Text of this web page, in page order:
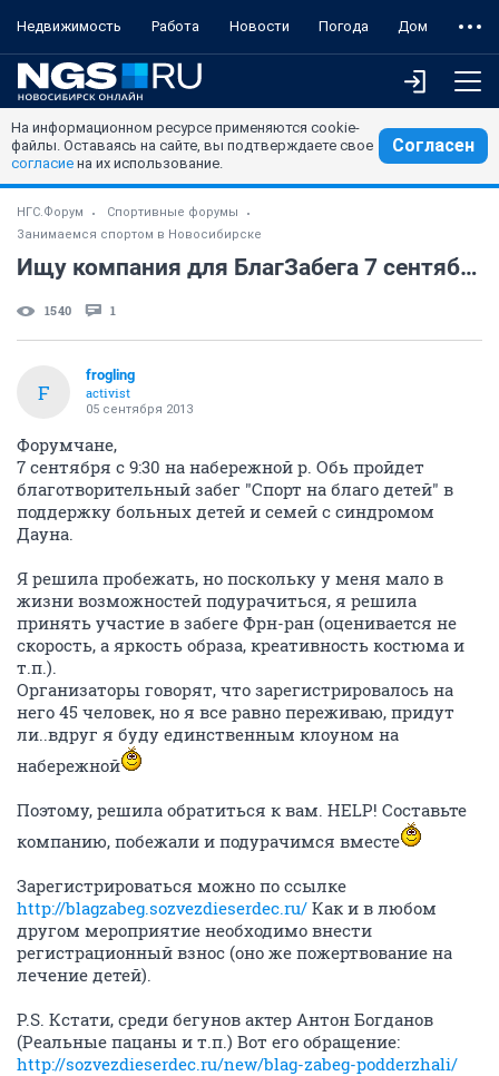
Недвижимость Работа Новости Погода Дом
На информационном ресурсе применяются cookie-
файлы. Оставаясь на сайте, вы подтверждаете свое
согласие на их использование.
Согласен
НГС.Форум
Спортивные форумы
Занимаемся спортом в Новосибирске
Ищу компания для БлагЗабега 7 сентября
1540 1
F
frogling
activist
05 сентября 2013
Форумчане,
7 сентября с 9:30 на набережной р. Обь пройдет
благотворительный забег "Спорт на благо детей" в
поддержку больных детей и семей с синдромом
Дауна.
Я решила пробежать, но поскольку у меня мало в
жизни возможностей подурачиться, я решила
принять участие в забеге Фрн-ран (оценивается не
скорость, а яркость образа, креативность костюма и
т.п.).
Организаторы говорят, что зарегистрировалось на
него 45 человек, но я все равно переживаю, придут
ли..вдруг я буду единственным клоуном на
набережной
Поэтому, решила обратиться к вам. HELP! Составьте
компанию, побежали и подурачимся вместе
Зарегистрироваться можно по ссылке
http://blagzabeg.sozvezdieserdec.ru/ Как и в любом
другом мероприятие необходимо внести
регистрационный взнос (оно же пожертвование на
лечение детей).
P.S. Кстати, среди бегунов актер Антон Богданов
(Реальные пацаны и т.п.) Вот его обращение:
http://sozvezdieserdec.ru/new/blag-zabeg-podderzhali/